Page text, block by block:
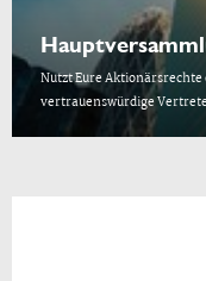
Nutzt Eure
vertrauenswürdige